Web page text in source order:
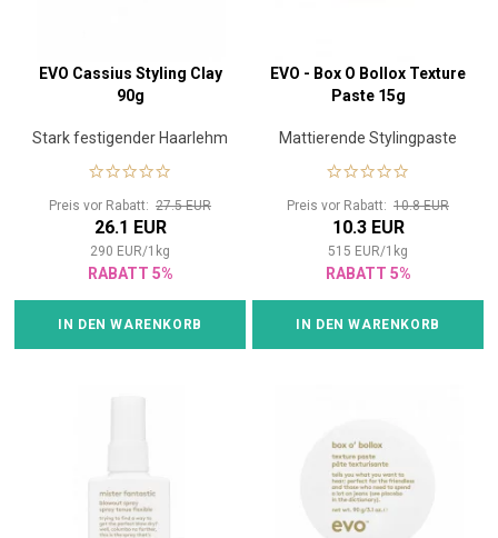
EVO Cassius Styling Clay
90g
Stark festigender Haarlehm
Preis vor Rabatt: 27.5 EUR
26.1 EUR
290 EUR/1 kg
RABATT 5%
IN DEN WARENKORB
EVO - Box O Bollox Texture
Paste 15g
Mattierende Stylingpaste
Preis vor Rabatt: 10.8 EUR
10.3 EUR
515 EUR/1 kg
RABATT 5%
IN DEN WARENKORB